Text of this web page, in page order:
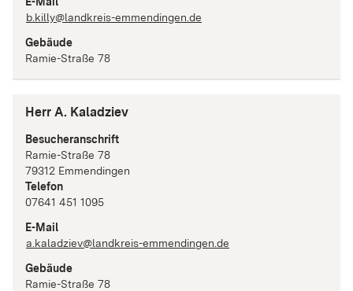
b.killy@landkreis-emmendingen.de
Gebäude
Ramie-Straße 78
Herr A. Kaladziev
Besucheranschrift
Ramie-Straße 78
79312 Emmendingen
Telefon
07641 451 1095
E-Mail
a.kaladziev@landkreis-emmendingen.de
Gebäude
Ramie-Straße 78